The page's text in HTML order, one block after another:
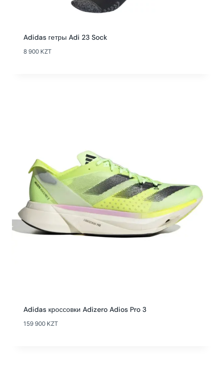
Adidas гетры Adi 23 Sock
8 900 KZT
Adidas кроссовки Adizero Adios Pro 3
159 900 KZT